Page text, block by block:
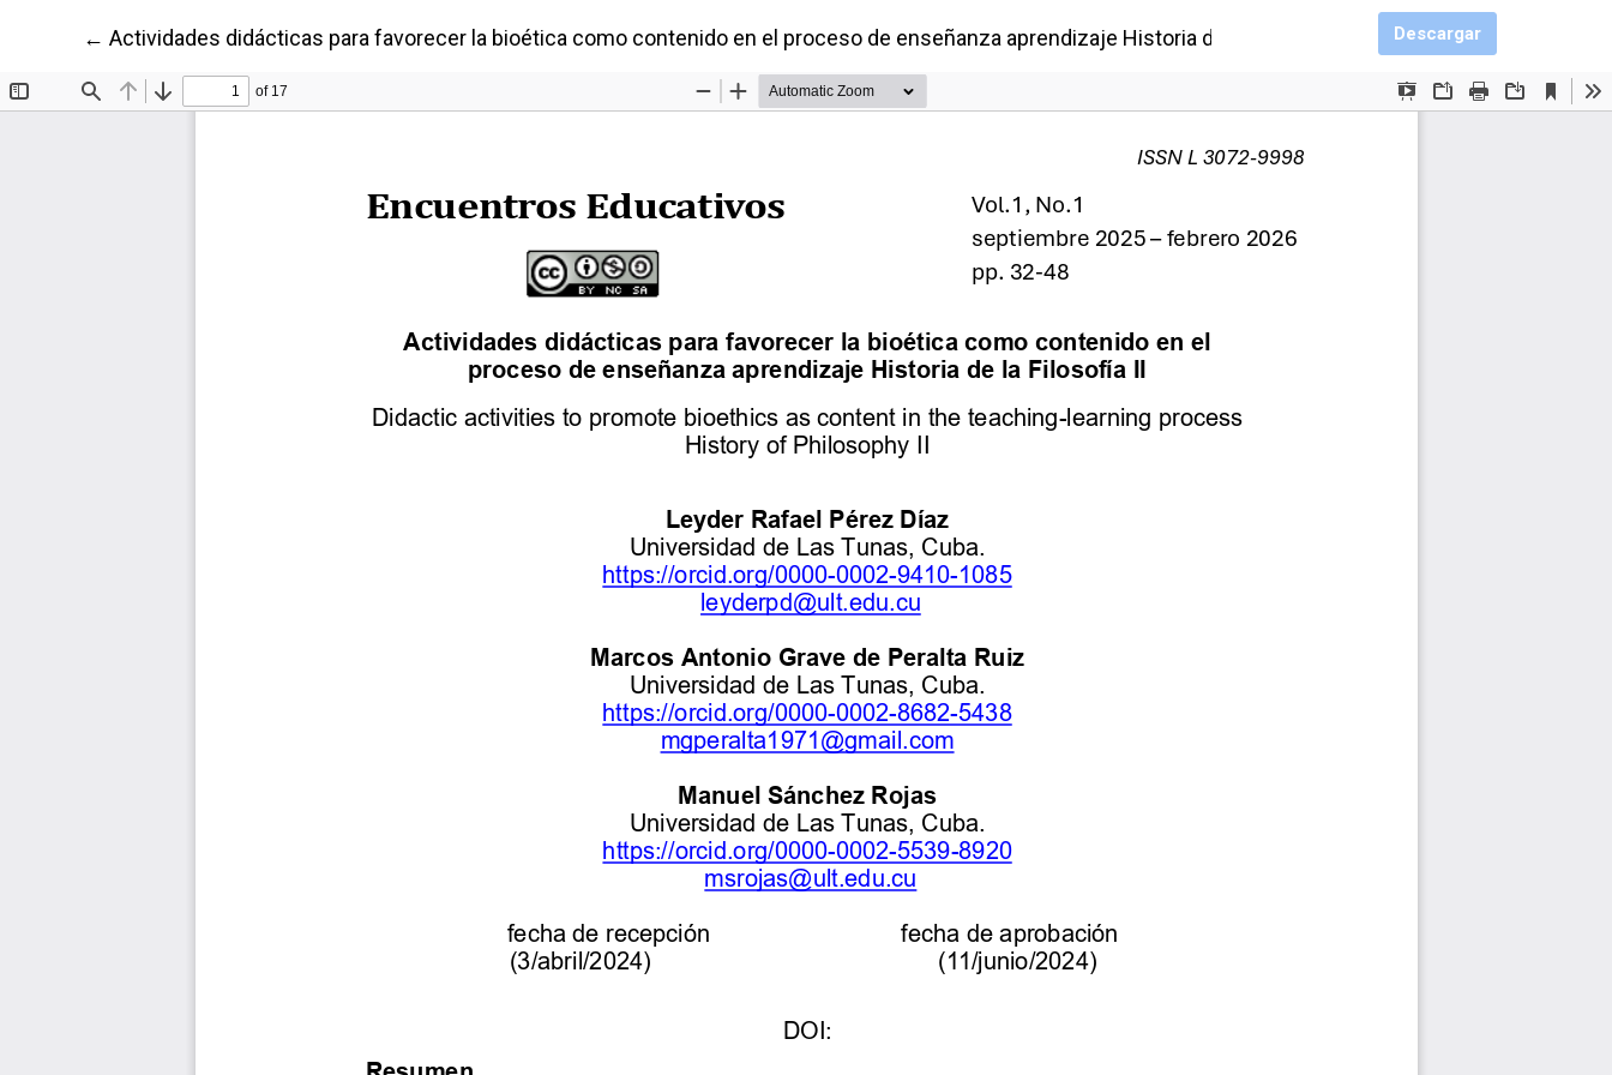
←Volver a los detalles del artículo
Actividades didácticas para favorecer la bioética como contenido en el proceso de enseñanza aprendizaje Historia de la Filosofía II DescargarDescargar PDF